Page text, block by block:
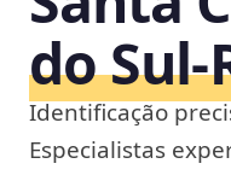
do
Identificação
Especialistas